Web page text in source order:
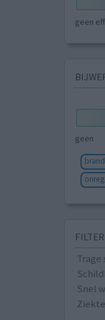
geen
geen
Snel